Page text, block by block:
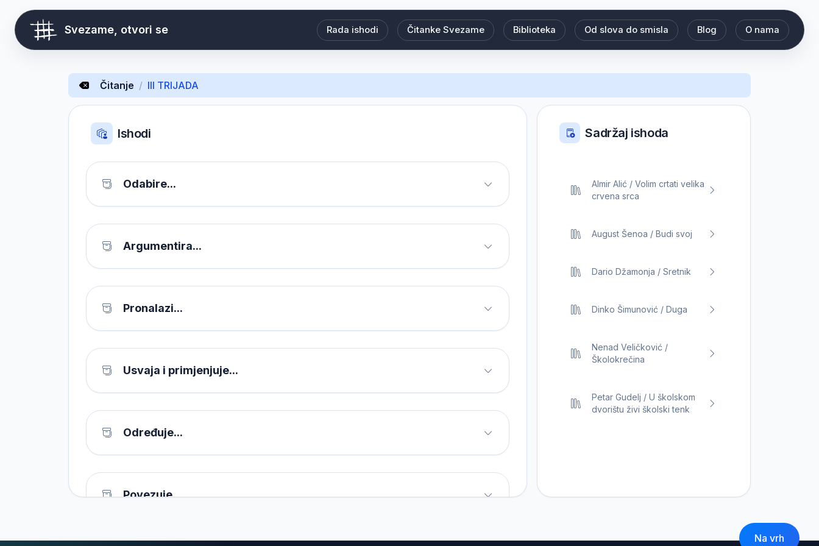
Svezame, otvori se Rada ishodi Čitanke Svezame Biblioteka Od slova do smisla Blog O nama
Čitanje / III TRIJADA
Ishodi
Odabire...
Argumentira...
Pronalazi...
Usvaja i primjenjuje...
Određuje...
Povezuje...
Sadržaj ishoda
Almir Alić / Volim crtati velika
crvena srca
August Šenoa / Budi svoj
Dario Džamonja / Sretnik
Dinko Šimunović / Duga
Nenad Veličković /
Školokrečina
Petar Gudelj / U školskom
dvorištu živi školski tenk
Na vrh